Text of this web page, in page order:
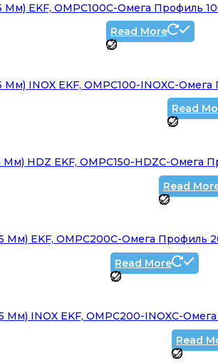
EKF, OMPC100C-Омега Профиль
Read More
INOX EKF, OMPC100-INOXC-Омега
Read
HDZ EKF, OMPC150-HDZC-Омега
Read
Мм) EKF, OMPC200C-Омега Профиль
Read More
Мм) INOX EKF, OMPC200-INOXC-
Read